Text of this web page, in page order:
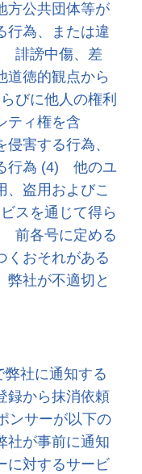
方公共団体等が
行為、または違
誹謗中傷、差
道徳的観点から
びに他人の権利
ティ権を含
害する行為、
行為 (4) 他のユ
、盗用およびこ
スを通じて得ら
前各号に定める
くおそれがある
弊社が不適切と
社に通知する
録から抹消依頼
ンサーが以下の
社が事前に通知
に対するサービ